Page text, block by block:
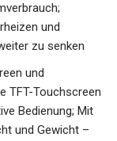
und
zu senken
und
TFT-Touchscreen
Bedienung; Mit
und Gewicht –